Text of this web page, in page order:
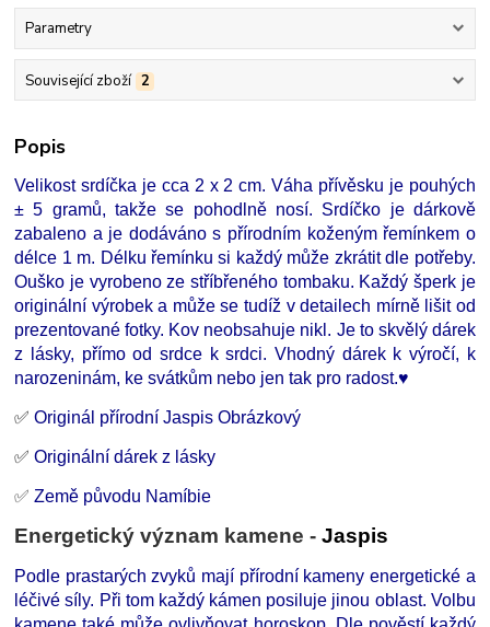
Parametry
Související zboží 2
Popis
Velikost srdíčka je cca 2 x 2 cm. Váha přívěsku je pouhých
± 5 gramů, takže se pohodlně nosí. Srdíčko je dárkově
zabaleno a je dodáváno s přírodním koženým řemínkem o
délce 1 m. Délku řemínku si každý může zkrátit dle potřeby.
Ouško je vyrobeno ze stříbřeného tombaku. Každý šperk je
originální výrobek a může se tudíž v detailech mírně lišit od
prezentované fotky. Kov neobsahuje nikl. Je to skvělý dárek
z lásky, přímo od srdce k srdci. Vhodný dárek k výročí, k
narozeninám, ke svátkům nebo jen tak pro radost.♥
✅Originál přírodní Jaspis Obrázkový
✅Originální dárek z lásky
✅ Země původu Namíbie
Energetický význam kamene -Jaspis
Podle prastarých zvyků mají přírodní kameny energetické a
léčivé síly. Při tom každý kámen posiluje jinou oblast. Volbu